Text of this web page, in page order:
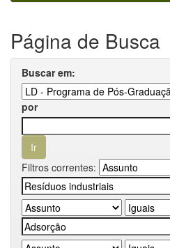
Página de Busca
Buscar em:
por
Filtros correntes: